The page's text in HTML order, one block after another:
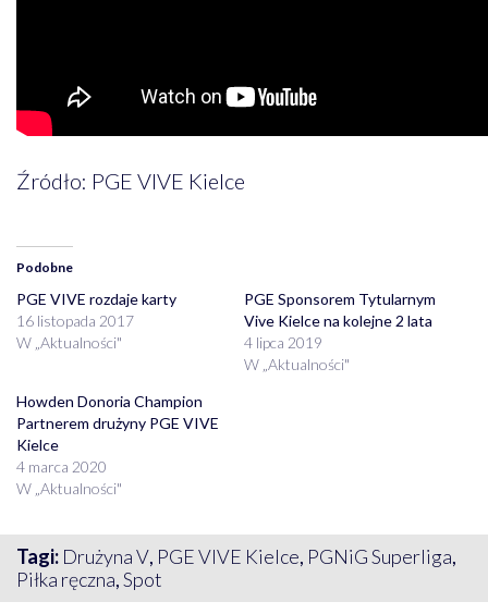
Źródło: PGE VIVE Kielce
Podobne
PGE VIVE rozdaje karty
16 listopada 2017
W „Aktualności"
PGE Sponsorem Tytularnym
Vive Kielce na kolejne 2 lata
4 lipca 2019
W „Aktualności"
Howden Donoria Champion
Partnerem drużyny PGE VIVE
Kielce
4 marca 2020
W „Aktualności"
Tagi: Drużyna V, PGE VIVE Kielce, PGNiG Superliga,
Piłka ręczna,Spot